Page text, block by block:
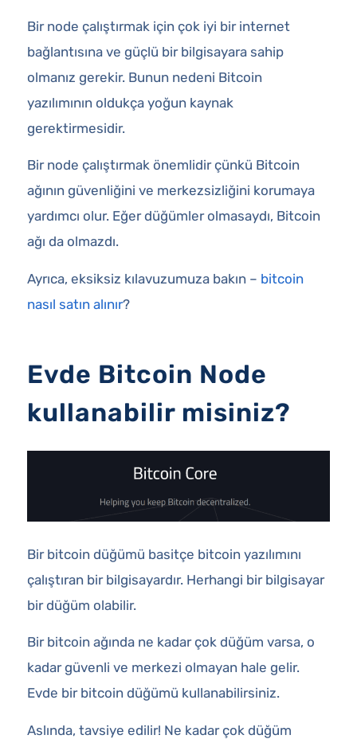
Bir node çalıştırmak için çok iyi bir internet
bağlantısına ve güçlü bir bilgisayara sahip
olmanız gerekir. Bunun nedeni Bitcoin
yazılımının oldukça yoğun kaynak
gerektirmesidir.
Bir node çalıştırmak önemlidir çünkü Bitcoin
ağının güvenliğini ve merkezsizliğini korumaya
yardımcı olur. Eğer düğümler olmasaydı, Bitcoin
ağı da olmazdı.
Ayrıca, eksiksiz kılavuzumuza bakın – bitcoin
nasıl satın alınır?
Evde Bitcoin Node
kullanabilir misiniz?
Bir bitcoin düğümü basitçe bitcoin yazılımını
çalıştıran bir bilgisayardır. Herhangi bir bilgisayar
bir düğüm olabilir.
Bir bitcoin ağında ne kadar çok düğüm varsa, o
kadar güvenli ve merkezi olmayan hale gelir.
Evde bir bitcoin düğümü kullanabilirsiniz.
Aslında, tavsiye edilir! Ne kadar çok düğüm